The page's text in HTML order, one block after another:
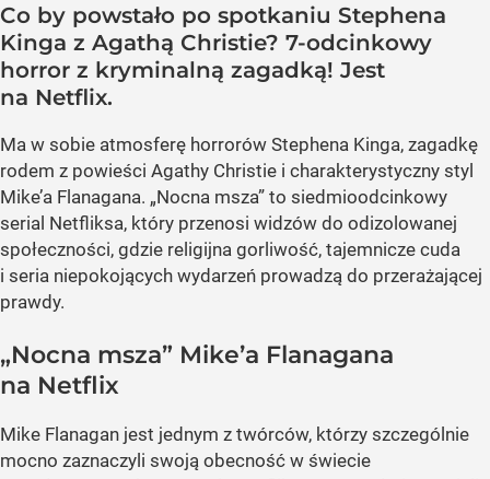
Co by powstało po spotkaniu Stephena
Kinga z Agathą Christie? 7-odcinkowy
horror z kryminalną zagadką! Jest
na Netflix.
Ma w sobie atmosferę horrorów Stephena Kinga, zagadkę
rodem z powieści Agathy Christie i charakterystyczny styl
Mike’a Flanagana. „Nocna msza” to siedmioodcinkowy
serial Netfliksa, który przenosi widzów do odizolowanej
społeczności, gdzie religijna gorliwość, tajemnicze cuda
i seria niepokojących wydarzeń prowadzą do przerażającej
prawdy.
„Nocna msza” Mike’a Flanagana
na Netflix
Mike Flanagan jest jednym z twórców, którzy szczególnie
mocno zaznaczyli swoją obecność w świecie